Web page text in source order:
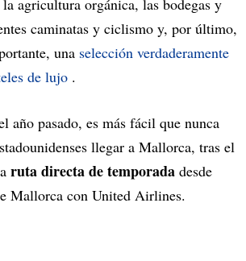
la agricultura orgánica, las bodegas y
caminatas y ciclismo y, por último,
una selección verdaderamente
de lujo .
año pasado, es más fácil que nunca
llegar a Mallorca, tras el
ruta directa de temporada desde
Mallorca con United Airlines.